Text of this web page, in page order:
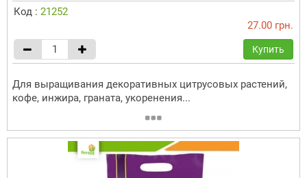
Код : 21252
27.00 грн.
Купить
Для выращивания декоративных цитрусовых растений,
кофе, инжира, граната, укоренения...